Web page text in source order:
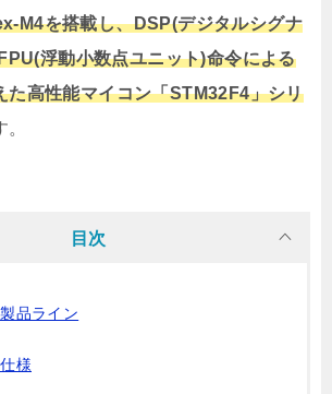
M4を搭載し、DSP(デジタルシグナ
浮動小数点ユニット)命令による
た高性能マイコン「STM32F4」シリ
目次
品ライン
様